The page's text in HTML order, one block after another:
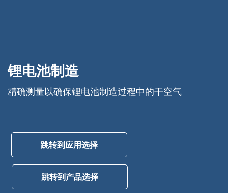
锂电池制造
精确测量以确保锂电池制造过程中的干空气
跳转到应用选择
跳转到产品选择